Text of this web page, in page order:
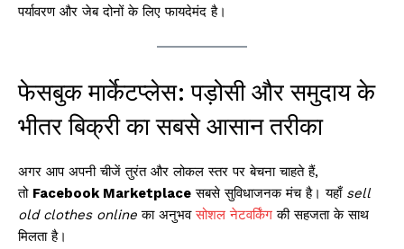
पर्यावरण और जेब दोनों के लिए फायदेमंद है।
फेसबुक मार्केटप्लेस: पड़ोसी और समुदाय के
भीतर बिक्री का सबसे आसान तरीका
अगर आप अपनी चीजें तुरंत और लोकल स्तर पर बेचना चाहते हैं,
तो Facebook Marketplace सबसे सुविधाजनक मंच है। यहाँ sell
old clothes online का अनुभवसोशल नेटवर्किंग की सहजता के साथ
मिलता है।